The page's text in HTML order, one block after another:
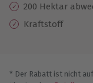
200 Hektar
Kraftstoff
* Der Rabatt ist nicht